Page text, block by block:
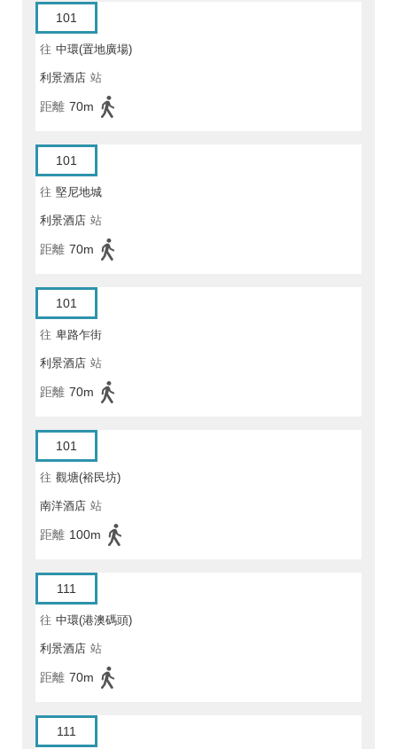
101
往 中環(置地廣場)
利景酒店 站
距離 70m
101
往 堅尼地城
利景酒店 站
距離 70m
101
往 卑路乍街
利景酒店 站
距離 70m
101
往 觀塘(裕民坊)
南洋酒店 站
距離 100m
111
往 中環(港澳碼頭)
利景酒店 站
距離 70m
111